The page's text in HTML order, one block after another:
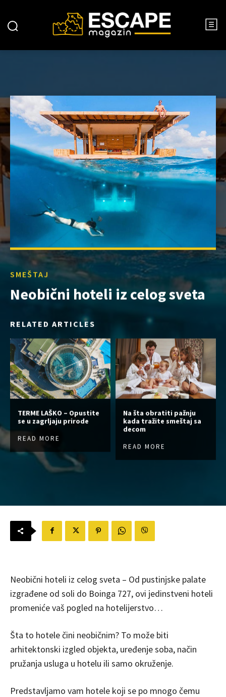
SMEŠTAJ
Neobični hoteli iz celog sveta
RELATED ARTICLES
TERME LAŠKO – Opustite
se u zagrljaju prirode
READ MORE
Na šta obratiti pažnju
kada tražite smeštaj sa
decom
READ MORE
Neobični hoteli iz celog sveta – Od pustinjske palate
izgrađene od soli do Boinga 727, ovi jedinstveni hoteli
promeniće vaš pogled na hotelijerstvo…
Šta to hotele čini neobičnim? To može biti
arhitektonski izgled objekta, uređenje soba, način
pružanja usluga u hotelu ili samo okruženje.
Predstavljamo vam hotele koji se po mnogo čemu